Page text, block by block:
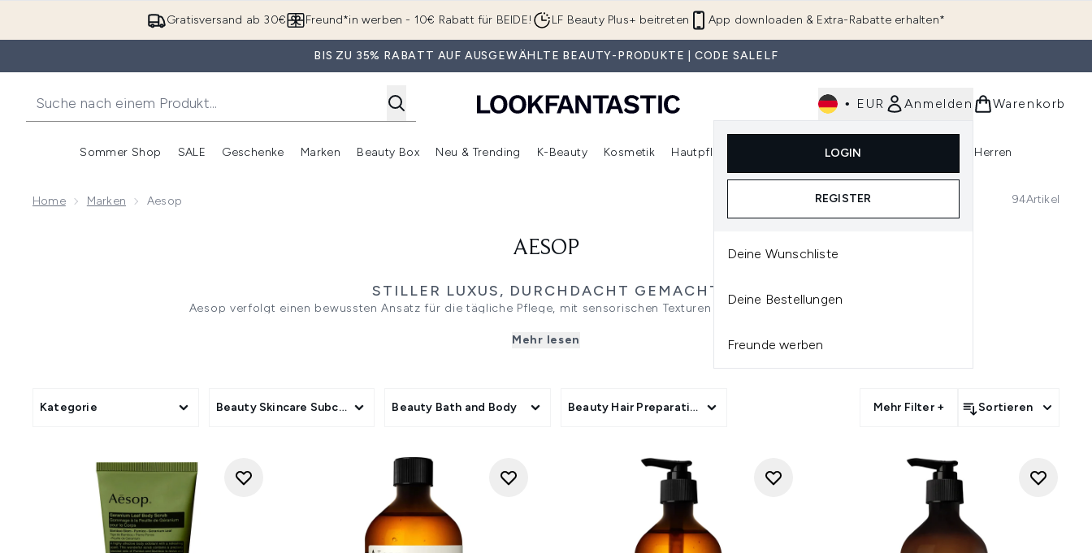
Zum Hauptinhalt springen
Gratisversand ab 30€ App downloaden & Extra-Rabatte erhalten*
Freund*in werben - 10€ Rabatt für BEIDE! LF Beauty Plus+ beitreten
BIS ZU 35% RABATT AUF AUSGEWÄHLTE BEAUTY-PRODUKTE | CODE SALELF
• EUR Anmelden
LOGIN
REGISTER
Deine Wunschliste
Deine Bestellungen
Freunde werben
Warenkorb
Sommer Shop
Untermenü Anmelden (Sommer Shop)
SALE
Untermenü Anmelden (SALE)
Geschenke
Untermenü Anmelden (Geschenke)
Marken
Untermenü Anmelden (Marken)
Beauty Box
Untermenü Anmelden (Beauty Box)
Neu & Trending
Untermenü Anmelden (Neu & Trending)
K-Beauty Kosmetik
Untermenü Anmelden (Kosmetik)
Hautpflege
Untermenü Anmelden (Haarpflege)
Parfum
Untermenü Anmelden (Parfum)
Herren
Home Marken Aesop 94Artikel
AESOP
STILLER LUXUS, DURCHDACHT GEMACHT
Aesop verfolgt einen bewussten Ansatz für die tägliche Pflege, mit sensorischen Texturen und raffinierten Düften, die jede
Feuchtigkeitspflegen sowie SPF, Masken und gezielten Treatments für ein gepflegtes, angenehmes Hautgefühl.
Balms, exfolierende Peelings und feste Seifen. Die Marke bietet zudem praktische Formate für unterwegs und passende
Kopfhautpflege, darunter glättende Seren, Styling-Produkte, feuchtigkeitsspendende Treatments sowie Essentials für die
Mehr lesen
Kategorie Beauty Skincare Subcategory Beauty Bath and Body Beauty Hair Preparation Products Mehr Filter + Sortieren